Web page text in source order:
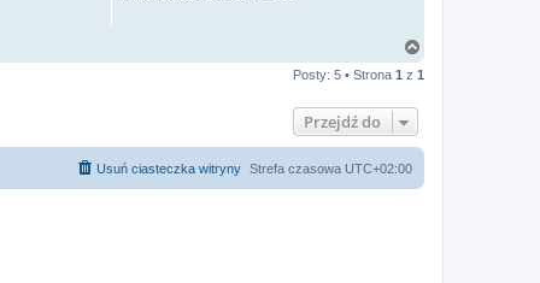
g
Posty: 5 • Strona 1 z 1
Przejdź do
Strefa czasowa UTC+02:00
Usuń ciasteczka witryny